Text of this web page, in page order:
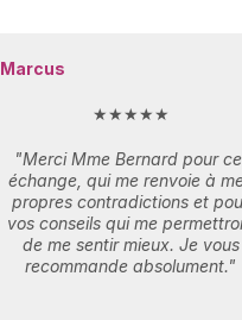
Marcus
★★★★★
"Merci Mme Bernard pour
échange, qui me renvoie à
propres contradictions et
vos conseils qui me
de me sentir mieux. Je vous
recommande absolument."